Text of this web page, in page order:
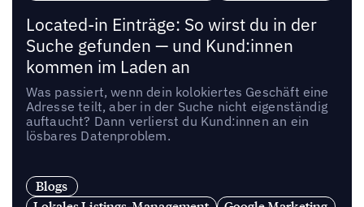
Located-in Einträge: So wirst du in der
Suche gefunden — und Kund:innen
kommen im Laden an
Was passiert, wenn dein kolokiertes Geschäft eine
Adresse teilt, aber in der Suche nicht eigenständig
auftaucht? Dann verlierst du Kund:innen an ein
lösbares Datenproblem.
Blogs